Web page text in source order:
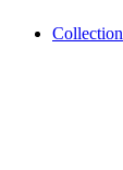
Collection